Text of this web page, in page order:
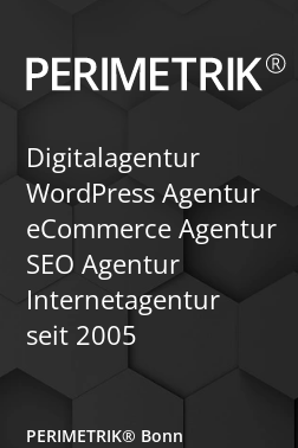
Digitalagentur
WordPress Agentur
eCommerce Agentur
SEO Agentur
Internetagentur
seit 2005
PERIMETRIK® Bonn